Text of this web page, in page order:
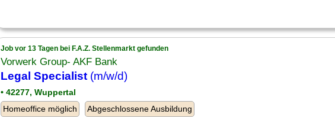
Job vor 13 Tagen bei F.A.Z. Stellenmarkt gefunden
Vorwerk Group- AKF Bank
Legal Specialist (m/w/d)
• 42277, Wuppertal
Homeoffice möglich
Abgeschlossene Ausbildung